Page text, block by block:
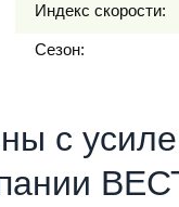
Индекс скорости:
Сезон:
c